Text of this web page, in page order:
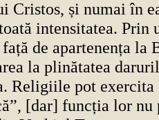
Cristos, și numai în
intensitatea. Prin
de apartenența la
la plinătatea
Religiile pot
[dar] funcția lor nu